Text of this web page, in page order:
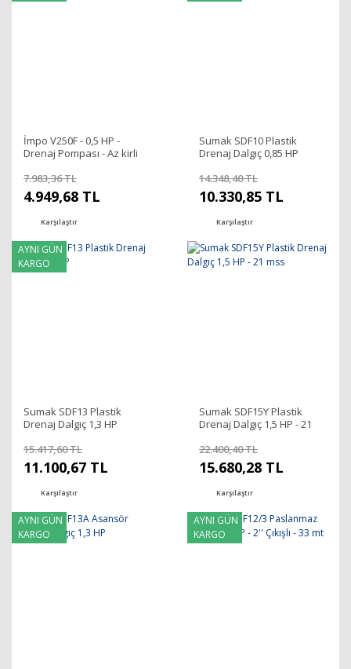
İmpo V250F - 0,5 HP -
Drenaj Pompası - Az kirli
7.983,36 TL
4.949,68 TL
Karşılaştır
Sumak SDF10 Plastik
Drenaj Dalgıç 0,85 HP
14.348,40 TL
10.330,85 TL
Karşılaştır
AYNI GÜN
KARGO
Sumak SDF13 Plastik
Drenaj Dalgıç 1,3 HP
15.417,60 TL
11.100,67 TL
Karşılaştır
Sumak SDF15Y Plastik
Drenaj Dalgıç 1,5 HP - 21
22.400,40 TL
15.680,28 TL
Karşılaştır
AYNI GÜN
KARGO
AYNI GÜN
KARGO